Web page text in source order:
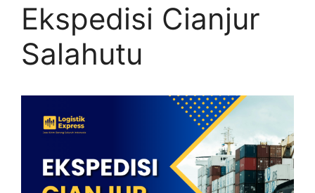
Ekspedisi Cianjur
Salahutu